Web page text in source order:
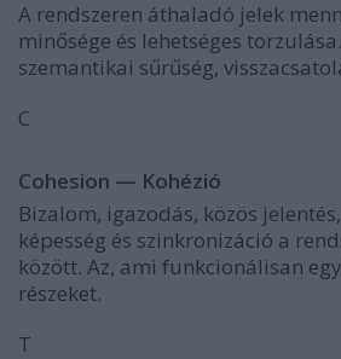
A rendszeren áthaladó jelek
minősége és lehetséges
szemantikai sűrűség,
C
Cohesion — Kohézió
Bizalom, igazodás, közös
képesség és szinkronizáció a
között. Az, ami funkcionálisan
részeket.
T